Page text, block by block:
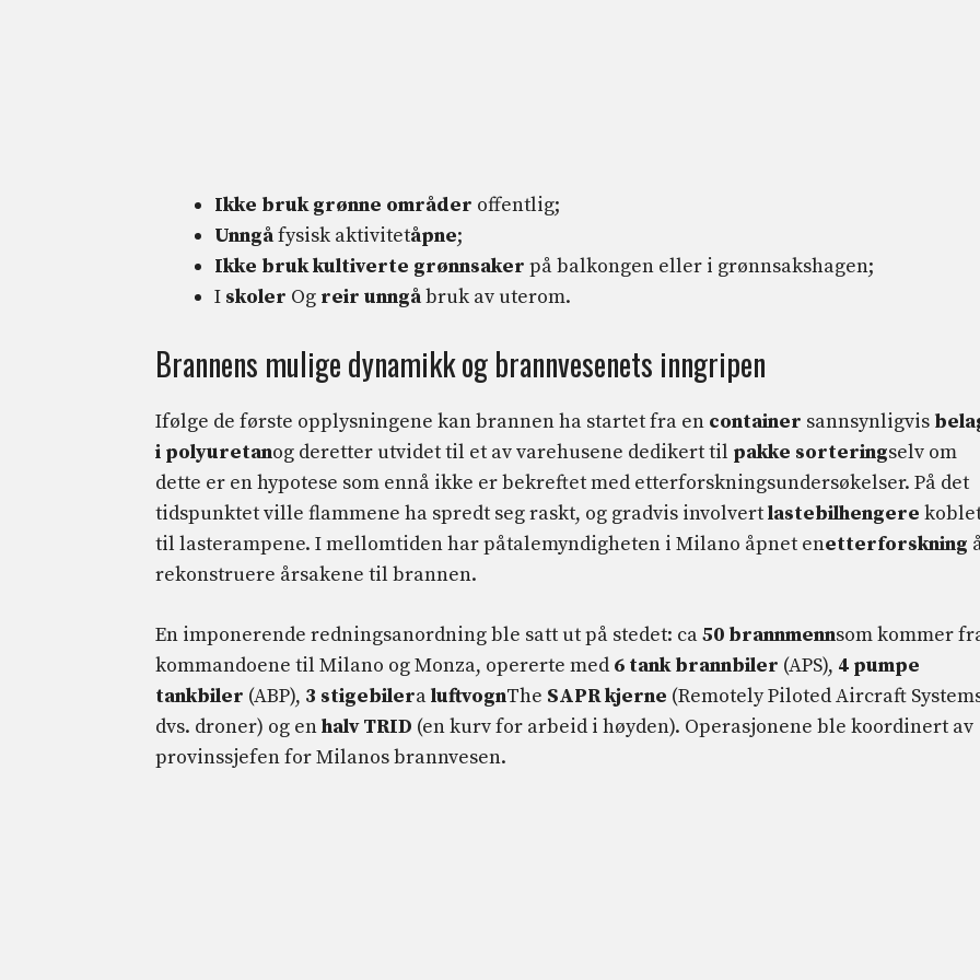
Ikke bruk grønne områder offentlig;
Unngåfysisk aktivitetåpne;
Ikke bruk kultiverte grønnsaker på balkongen eller i grønnsakshagen;
I skoler Og reir unngåbruk av uterom.
Brannens mulige dynamikk og brannvesenets inngripen
Ifølge de første opplysningene kan brannen ha startet fra en container sannsynligvis
i polyuretanog deretter utvidet til et av varehusene dedikert til pakke sorteringselv om
dette er en hypotese som ennå ikke er bekreftet med etterforskningsundersøkelser. På det
tidspunktet ville flammene ha spredt seg raskt, og gradvis involvertlastebilhengere
til lasterampene. I mellomtiden har påtalemyndigheten i Milano åpnet enetterforskning
rekonstruere årsakene til brannen.
En imponerende redningsanordning ble satt ut på stedet: ca50 brannmennsom kommer
kommandoene til Milano og Monza, opererte med 6 tank brannbiler (APS), 4 pumpe
tankbiler (ABP), 3 stigebileraluftvognThe SAPR kjerne (Remotely Piloted Aircraft
dvs. droner) og enhalv TRID (en kurv for arbeid i høyden). Operasjonene ble koordinert av
provinssjefen for Milanos brannvesen.